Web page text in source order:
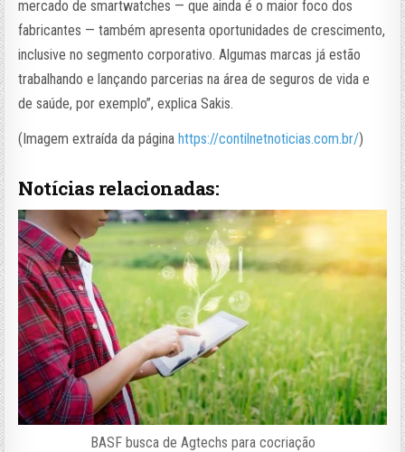
mercado de smartwatches — que ainda é o maior foco dos
fabricantes — também apresenta oportunidades de crescimento,
inclusive no segmento corporativo. Algumas marcas já estão
trabalhando e lançando parcerias na área de seguros de vida e
de saúde, por exemplo”, explica Sakis.
(Imagem extraída da páginahttps://contilnetnoticias.com.br/)
Notícias relacionadas:
BASF busca de Agtechs para cocriação